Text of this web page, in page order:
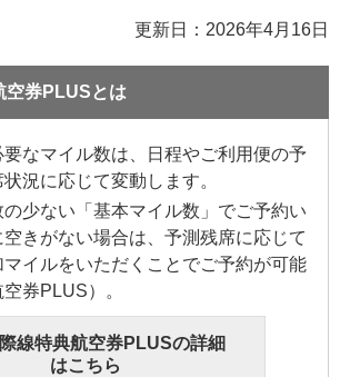
更新日：2026年4月16日
券PLUSとは
なマイル数は、日程やご利用便の予
況に応じて変動します。
少ない「基本マイル数」でご予約い
きがない場合は、予測残席に応じて
イルをいただくことでご予約が可能
券PLUS）。
線特典航空券PLUSの詳細
はこちら